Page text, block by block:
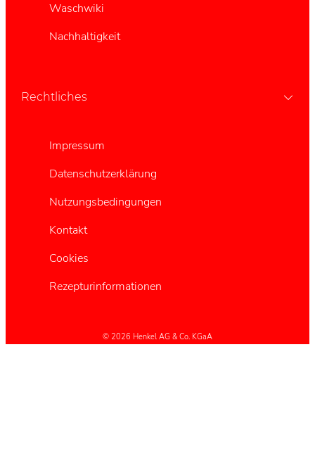
Waschwiki
Nachhaltigkeit
Rechtliches
Impressum
Datenschutzerklärung
Nutzungsbedingungen
Kontakt
Cookies
Rezepturinformationen
© 2026 Henkel AG & Co. KGaA